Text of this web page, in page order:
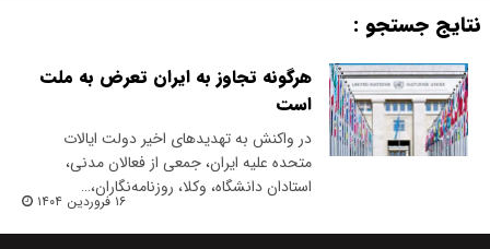
نتایج جستجو :
هرگونه تجاوز به ایران تعرض به ملت
است
در واکنش به تهدیدهای اخیر دولت ایالات
متحده علیه ایران، جمعی از فعالان مدنی،
استادان دانشگاه، وکلا، روزنامه‌نگاران،…
۱۶ فروردین ۱۴۰۴